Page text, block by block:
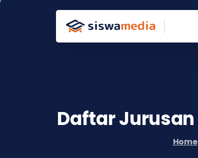
DaftarJurusan
Home